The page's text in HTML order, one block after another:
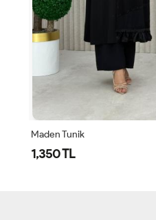
Maden Tunik
1,350 TL